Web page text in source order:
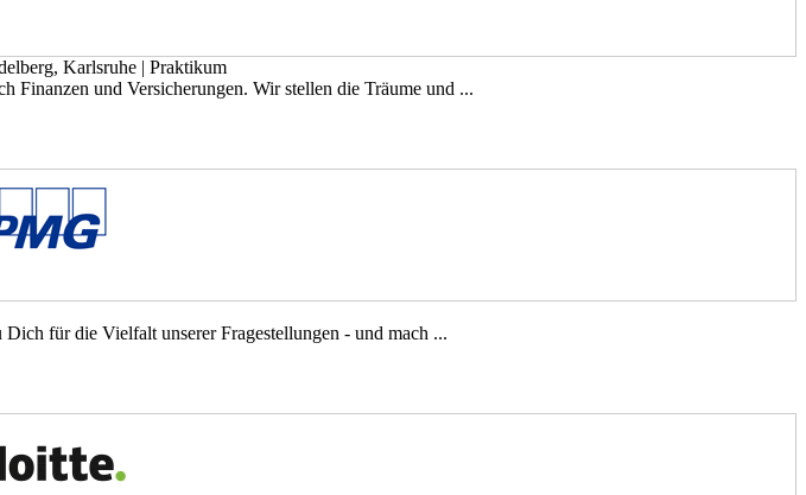
Karlsruhe | Praktikum
Finanzen und Versicherungen. Wir stellen die Träume und ...
für die Vielfalt unserer Fragestellungen - und mach ...